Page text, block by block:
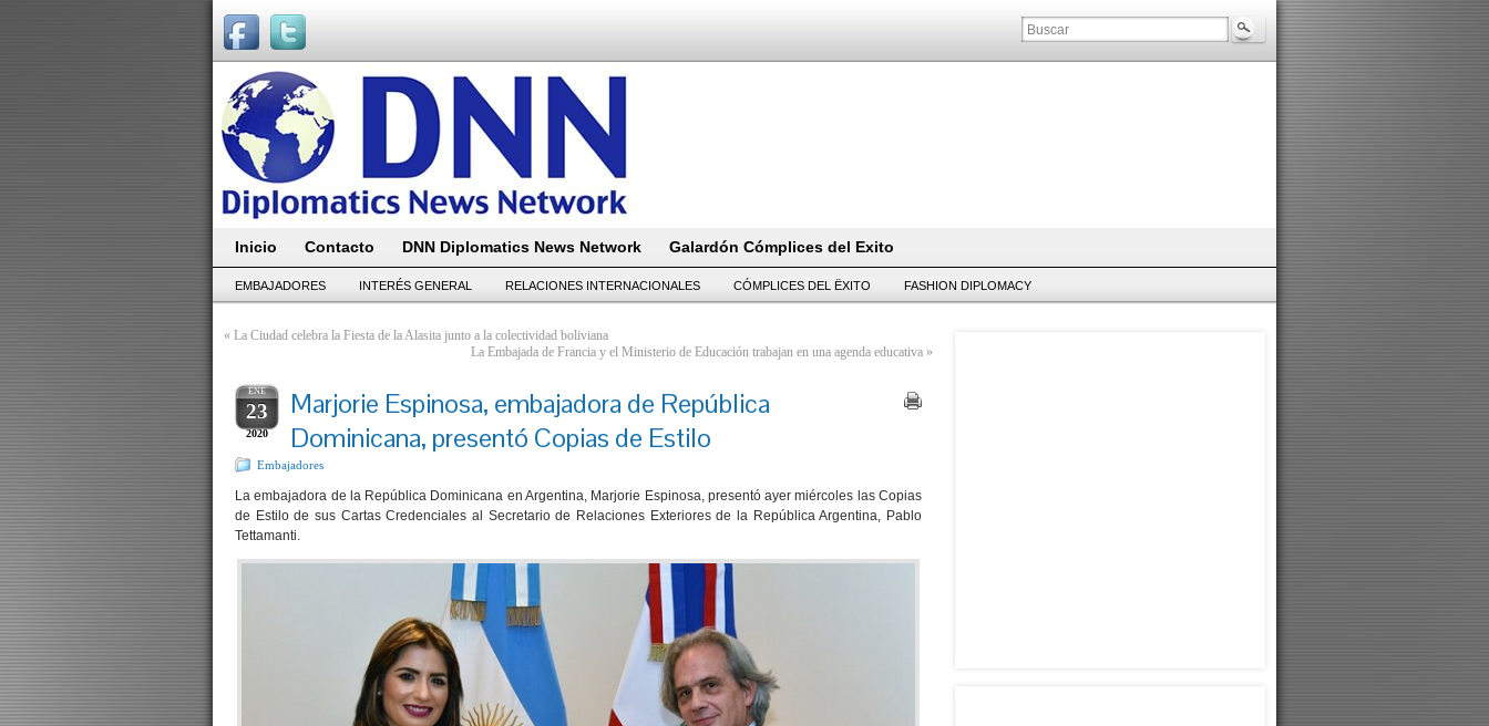
Inicio Contacto DNN Diplomatics News Network Galardón Cómplices del Exito
EMBAJADORES INTERÉS GENERAL RELACIONES INTERNACIONALES CÓMPLICES DEL ËXITO FASHION DIPLOMACY
« La Ciudad celebra la Fiesta de la Alasita junto a la colectividad boliviana
La Embajada de Francia y el Ministerio de Educación trabajan en una agenda educativa »
ENE
23
2020
Marjorie Espinosa, embajadora de República
Dominicana, presentó Copias de Estilo
Embajadores
La embajadora de la República Dominicana en Argentina, Marjorie Espinosa, presentó ayer miércoles las Copias
de Estilo de sus Cartas Credenciales al Secretario de Relaciones Exteriores de la República Argentina, Pablo
Tettamanti.